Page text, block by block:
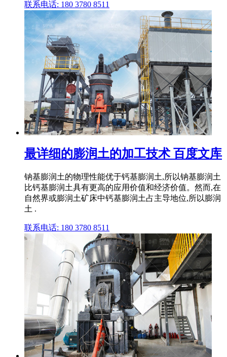
联系电话: 180 3780 8511
最详细的膨润土的加工技术 百度文库
钠基膨润土的物理性能优于钙基膨润土,所以钠基膨润土
比钙基膨润土具有更高的应用价值和经济价值。然而,在
自然界或膨润土矿床中钙基膨润土占主导地位,所以膨润
土 .
联系电话: 180 3780 8511